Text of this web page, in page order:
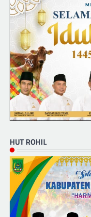
HUT ROHIL